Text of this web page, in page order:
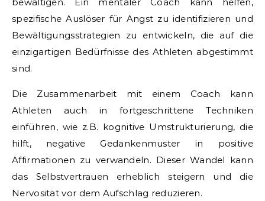
spezifische Auslöser für Angst zu identifizieren und
Bewältigungsstrategien zu entwickeln, die auf die
einzigartigen Bedürfnisse des Athleten abgestimmt
sind.
Die Zusammenarbeit mit einem Coach kann
Athleten auch in fortgeschrittene Techniken
einführen, wie z.B. kognitive Umstrukturierung, die
hilft, negative Gedankenmuster in positive
Affirmationen zu verwandeln. Dieser Wandel kann
das Selbstvertrauen erheblich steigern und die
Nervosität vor dem Aufschlag reduzieren.